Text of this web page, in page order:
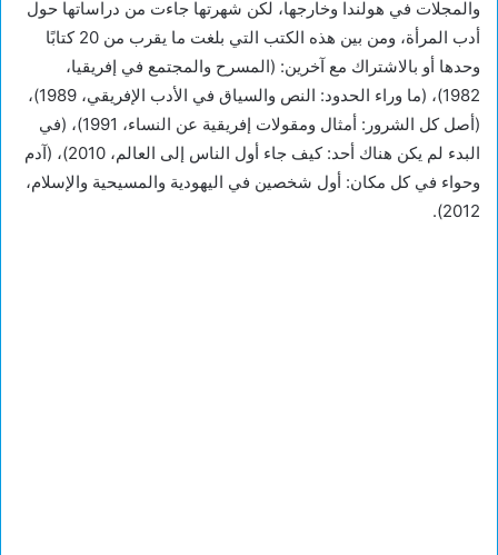
والمجلات في هولندا وخارجها، لكن شهرتها جاءت من دراساتها حول
أدب المرأة، ومن بين هذه الكتب التي بلغت ما يقرب من 20 كتابًا
وحدها أو بالاشتراك مع آخرين: (المسرح والمجتمع في إفريقيا،
1982)، (ما وراء الحدود: النص والسياق في الأدب الإفريقي، 1989)،
(أصل كل الشرور: أمثال ومقولات إفريقية عن النساء، 1991)، (في
البدء لم يكن هناك أحد: كيف جاء أول الناس إلى العالم، 2010)، (آدم
وحواء في كل مكان: أول شخصين في اليهودية والمسيحية والإسلام،
2012).